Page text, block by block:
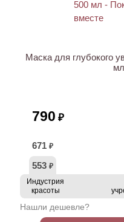
Маска для глубокого
мл
790 ₽
671 ₽
553 ₽
Индустрия
красоты
Нашли дешевле?